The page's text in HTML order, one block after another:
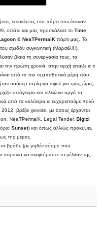
επισκέπτες στα πάρτι που έκαναν
οπότε και μας προσκάλεσε το Time
& NeaTPermaiK πάρτι μας. Το
σχεδόν συγκινητική (Μαρσέλ!!!).
βίαια τη συνεργασία τους, το
την πρώτη χρονιά, στην αρχή έπαιζε κι ο
από τα πιο συμπαθητικά μέρη που
σούπερ περίεργο αφού για τρεις ώρες
απόγευμα και τελειώνει αργά το
από τα καλύτερα κι ευχαριστούμε πολύ
βρέξει χιονίσει, με όσους έρχονται
NeaTPermaiK, Legal Tender, Bigizi
Sunset) και όπως αλλιώς προκύψει,
της μέρας.
το βράδυ (με μηδέν κόσμο που
παραλία να σκεφτόμαστε το μέλλον της